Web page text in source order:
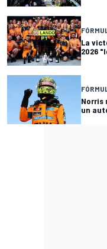
La
2026
Norris
un